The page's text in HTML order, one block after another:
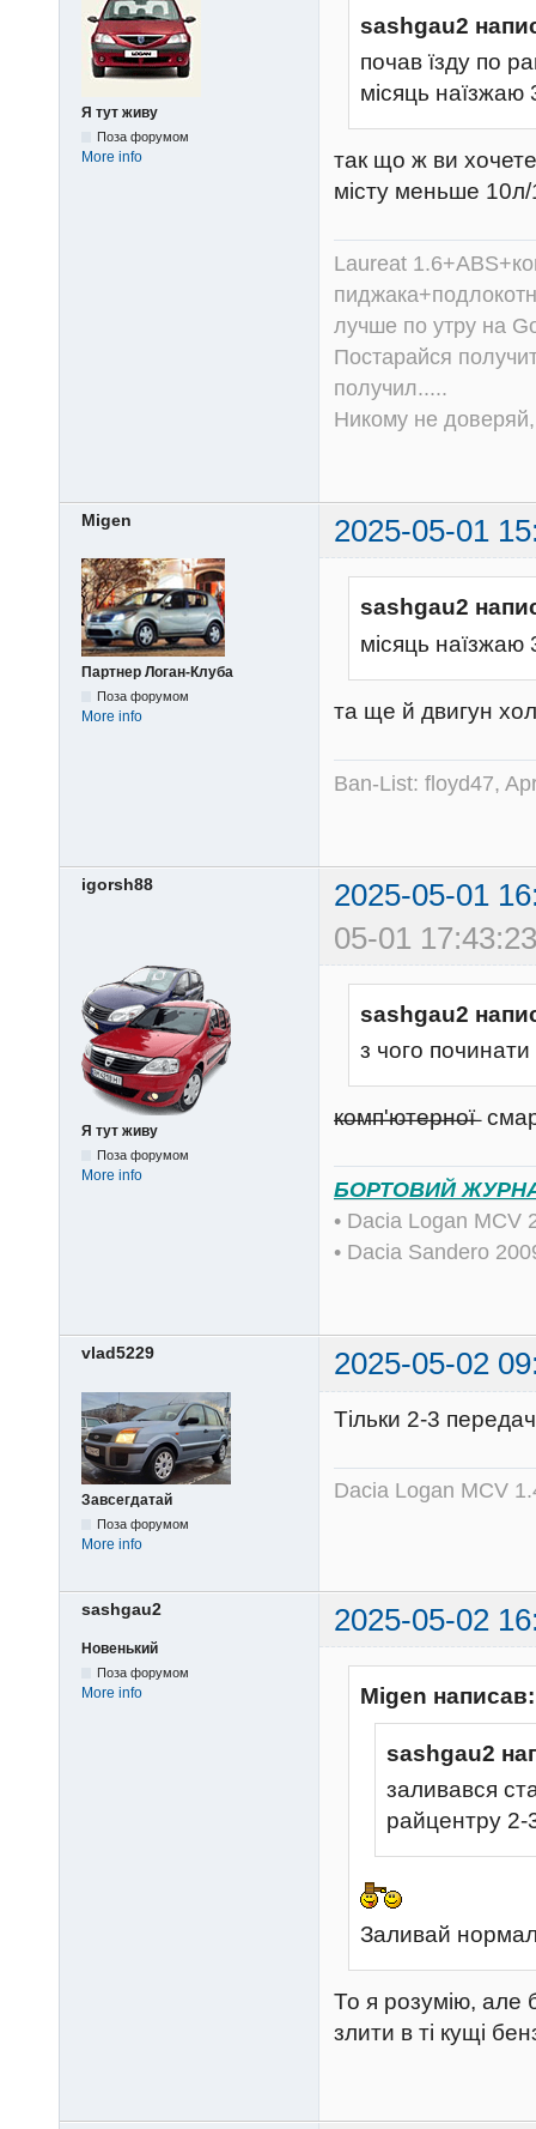
Я тут живу
Поза форумом
More info
sashgau2
почав їзду по
місяць наїзжаю
так що ж ви
місту меньше
Laureat
лучше по утру на
Постарайся
получил.....
Никому не
Migen 2025-05-01
Партнер Логан-Клуба
Поза форумом
More info
sashgau2
місяць наїзжаю
та ще й двигун
Ban-List: floyd47,
igorsh88
2025-05-01
05-01
Я тут живу
Поза форумом
More info
sashgau2
з чого починати
̶к̶о̶м̶п̶'̶ю̶т̶е̶р̶н̶о̶ї̶
БОРТОВИЙ
• Dacia Logan
• Dacia Sandero
vlad5229 2025-05-02
Завсегдатай
Поза форумом
More info
Тільки 2-3
Dacia Logan MCV
sashgau2 2025-05-02
Новенький
Поза форумом
More info Migen написав:
sashgau2
заливався
райцентру 2-
Заливай
То я розумію, але
злити в ті кущі